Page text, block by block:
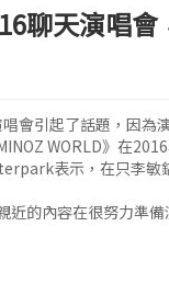
聊天演唱
會引起了話題，因為
WORLD》在
表示，在只李敏
近的內容在很努力準備